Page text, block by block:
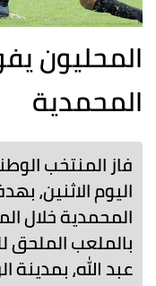
المحليون
المحمدية
فاز المنتخب
اليوم الاثنين،
المحمدية خلال
بالملعب الملحق
عبد الله، بمدينة